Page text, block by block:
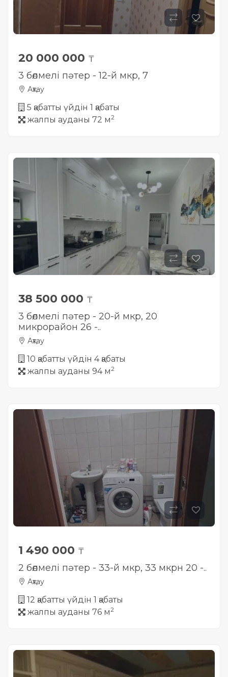
20 000 000 ₸
3 бөлмелі пәтер - 12-й мкр, 7
Ақтау
5 қабатты үйдін 1 қабаты
жалпы ауданы 72 м2
38 500 000 ₸
3 бөлмелі пәтер - 20-й мкр, 20
микрорайон 26 -..
Ақтау
10 қабатты үйдін 4 қабаты
жалпы ауданы 94 м2
1 490 000 ₸
2 бөлмелі пәтер - 33-й мкр, 33 мкрн 20 -..
Ақтау
12 қабатты үйдін 1 қабаты
жалпы ауданы 76 м2